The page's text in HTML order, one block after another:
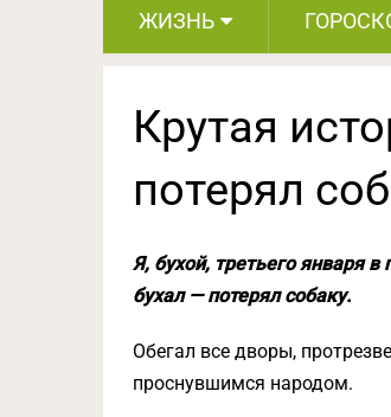
ЖИЗНЬ
Крутая
потерял
Я, бухой, третьего января
бухал — потерял собаку.
Обегал все дворы,
проснувшимся народом.